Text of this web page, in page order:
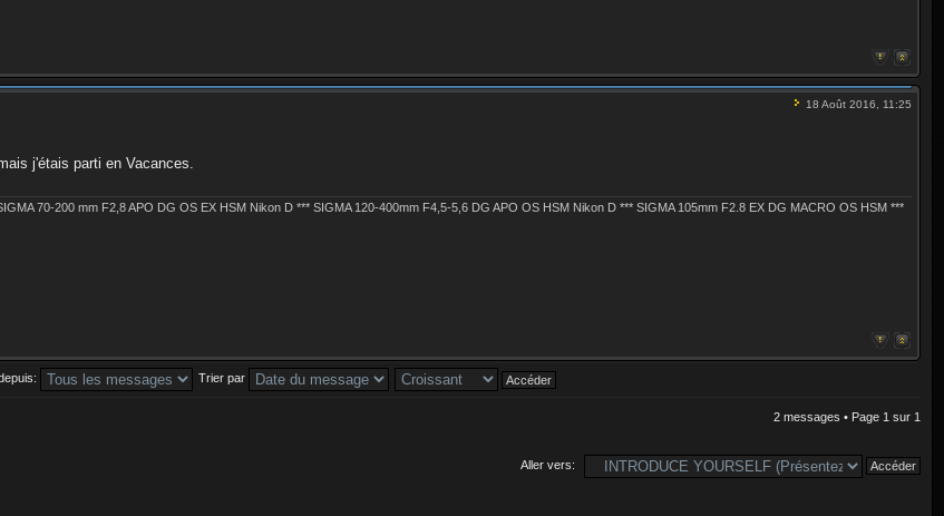
18 Août 2016, 11:25
j'étais parti en Vacances.
70-200 mm F2,8 APO DG OS EX HSM Nikon D *** SIGMA 120-400mm F4,5-5,6 DG APO OS HSM Nikon D *** SIGMA 105mm F2.8 EX DG MACRO OS HSM ***
Trier par
2 messages • Page 1 sur 1
Aller vers: